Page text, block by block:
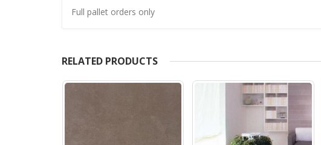
Full pallet orders only
RELATED PRODUCTS